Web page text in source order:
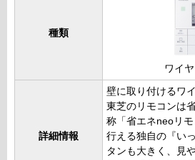
種類
ワイ
詳細情報
壁に取り付けるワ
東芝のリモコンは
称「省エネneoリ
行える独自の『い
タンも大きく、見